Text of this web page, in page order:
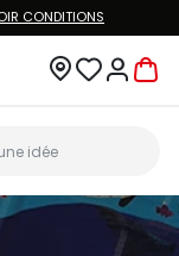
CONDITIONS